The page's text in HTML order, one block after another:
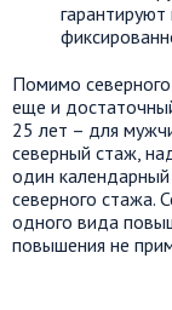
Помимо
еще и
25 лет – для
северный стаж,
один
северного стажа.
одного вида
повышения не